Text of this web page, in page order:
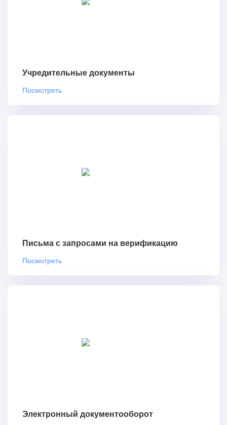
Учредительные документы
Посмотреть
Письма с запросами на верификацию
Посмотреть
Электронный документооборот